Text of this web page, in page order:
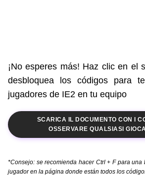
¡No esperes más! Haz clic en el
desbloquea los códigos para
jugadores de IE2 en tu equipo
SCARICA IL DOCUMENTO CON I
OSSERVARE QUALSIASI
*Consejo: se recomienda hacer Ctrl + F para
jugador en la página donde están todos los